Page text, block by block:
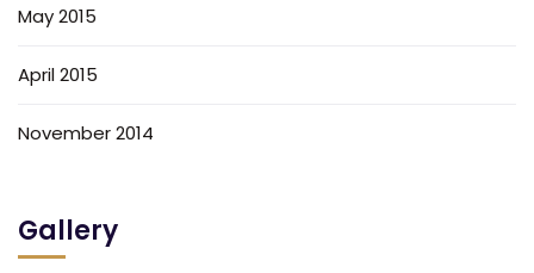
May 2015
April 2015
November 2014
Gallery